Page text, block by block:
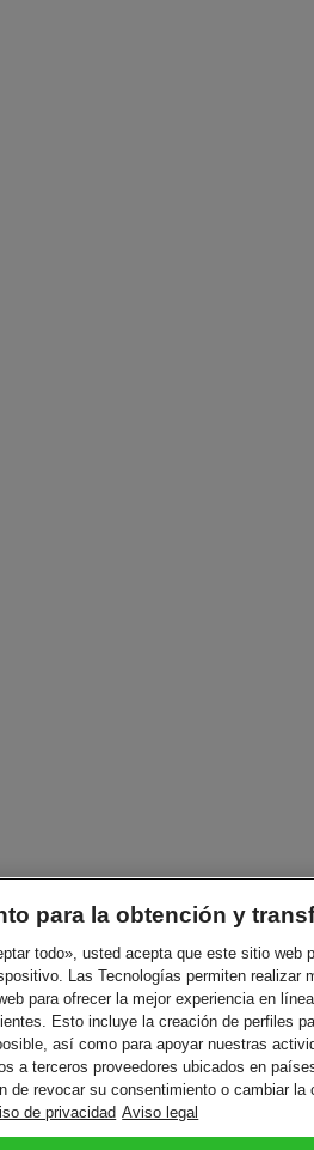
para la obtención y
todo», usted acepta que este sitio
Las Tecnologías permiten
para ofrecer la mejor experiencia en
Esto incluye la creación de perfiles
así como para apoyar nuestras
a terceros proveedores ubicados en
de revocar su consentimiento o cambiar
de privacidad Aviso legal